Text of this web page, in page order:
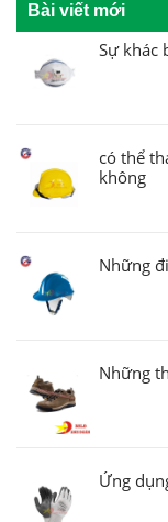
Bài viết mới
Sự khác
có thể
không
Những
Những
Ứng